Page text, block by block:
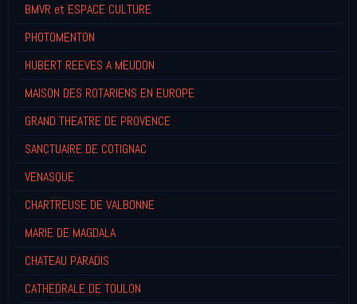
BMVR et ESPACE CULTURE
PHOTOMENTON
HUBERT REEVES A MEUDON
MAISON DES ROTARIENS EN EUROPE
GRAND THEATRE DE PROVENCE
SANCTUAIRE DE COTIGNAC
VENASQUE
CHARTREUSE DE VALBONNE
MARIE DE MAGDALA
CHATEAU PARADIS
CATHEDRALE DE TOULON